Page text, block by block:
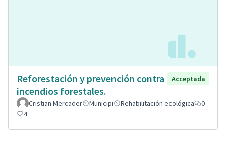
Reforestación y prevención contra
incendios forestales.
Acceptada
Cristian Mercader Municipi Rehabilitación ecológica
0
4